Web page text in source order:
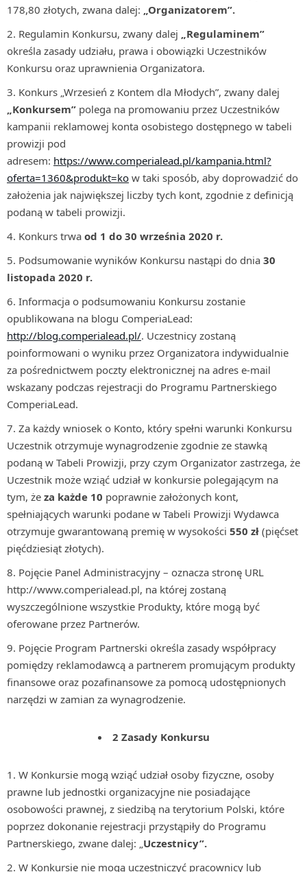
178,80 złotych, zwana dalej: „Organizatorem”.
Regulamin Konkursu, zwany dalej „Regulaminem”
określa zasady udziału, prawa i obowiązki Uczestników
Konkursu oraz uprawnienia Organizatora.
Konkurs „Wrzesień z Kontem dla Młodych”, zwany dalej
„Konkursem” polega na promowaniu przez Uczestników
kampanii reklamowej konta osobistego dostępnego w tabeli
prowizji pod
adresem: https://www.comperialead.pl/kampania.html?
oferta=1360&produkt=ko w taki sposób, aby doprowadzić do
założenia jak największej liczby tych kont, zgodnie z definicją
podaną w tabeli prowizji.
Konkurs trwa od 1 do 30 września 2020 r.
Podsumowanie wyników Konkursu nastąpi do dnia 30
listopada 2020 r.
Informacja o podsumowaniu Konkursu zostanie
opublikowana na blogu ComperiaLead:
http://blog.comperialead.pl/. Uczestnicy zostaną
poinformowani o wyniku przez Organizatora indywidualnie
za pośrednictwem poczty elektronicznej na adres e-mail
wskazany podczas rejestracji do Programu Partnerskiego
ComperiaLead.
Za każdy wniosek o Konto, który spełni warunki Konkursu
Uczestnik otrzymuje wynagrodzenie zgodnie ze stawką
podaną w Tabeli Prowizji, przy czym Organizator zastrzega, że
Uczestnik może wziąć udział w konkursie polegającym na
tym, że za każde 10 poprawnie założonych kont,
spełniających warunki podane w Tabeli Prowizji Wydawca
otrzymuje gwarantowaną premię w wysokości 550 zł (pięćset
pięćdziesiąt złotych).
Pojęcie Panel Administracyjny – oznacza stronę URL
http://www.comperialead.pl, na której zostaną
wyszczególnione wszystkie Produkty, które mogą być
oferowane przez Partnerów.
Pojęcie Program Partnerski określa zasady współpracy
pomiędzy reklamodawcą a partnerem promującym produkty
finansowe oraz pozafinansowe za pomocą udostępnionych
narzędzi w zamian za wynagrodzenie.
2 Zasady Konkursu
W Konkursie mogą wziąć udział osoby fizyczne, osoby
prawne lub jednostki organizacyjne nie posiadające
osobowości prawnej, z siedzibą na terytorium Polski, które
poprzez dokonanie rejestracji przystąpiły do Programu
Partnerskiego, zwane dalej: „Uczestnicy”.
W Konkursie nie mogą uczestniczyć pracownicy lub